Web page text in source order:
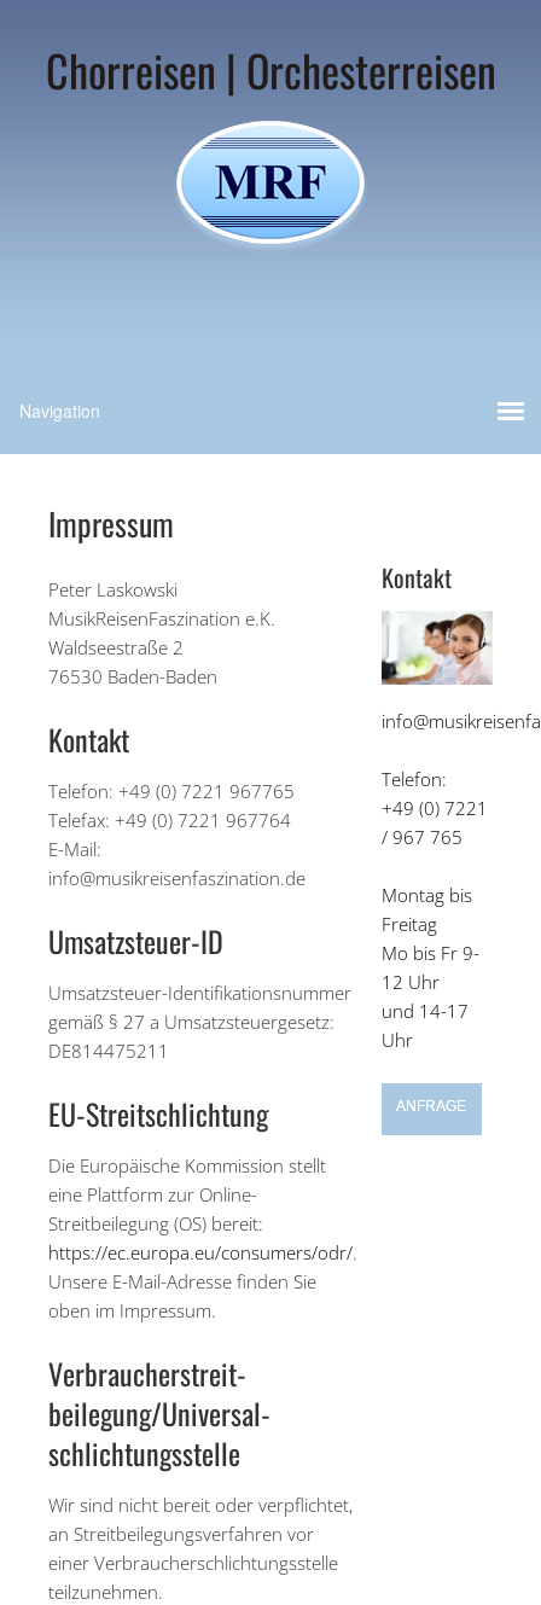
Chorreisen | Orchesterreisen
Impressum
Peter Laskowski
MusikReisenFaszination e.K.
Waldseestraße 2
76530 Baden-Baden
Kontakt
Telefon: +49 (0) 7221 967765
Telefax: +49 (0) 7221 967764
E-Mail:
info@musikreisenfaszination.de
Umsatzsteuer-ID
Umsatzsteuer-Identifikationsnummer
gemäß § 27 a Umsatzsteuergesetz:
DE814475211
EU-Streitschlichtung
Die Europäische Kommission stellt
eine Plattform zur Online-
Streitbeilegung (OS) bereit:
https://ec.europa.eu/consumers/odr/.
Unsere E-Mail-Adresse finden Sie
oben im Impressum.
Verbraucher­streit­
beilegung/Universal­
schlichtungs­stelle
Wir sind nicht bereit oder verpflichtet,
an Streitbeilegungsverfahren vor
einer Verbraucherschlichtungsstelle
teilzunehmen.
Kontakt
Telefon:
+49 (0) 7221
/ 967 765
Montag bis
Freitag
Mo bis Fr 9-
12 Uhr
und 14-17
Uhr
ANFRAGE